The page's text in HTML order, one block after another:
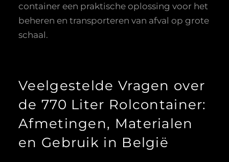
container een praktische oplossing voor het
beheren en transporteren van afval op grote
schaal.
Veelgestelde Vragen over
de 770 Liter Rolcontainer:
Afmetingen, Materialen
en Gebruik in België